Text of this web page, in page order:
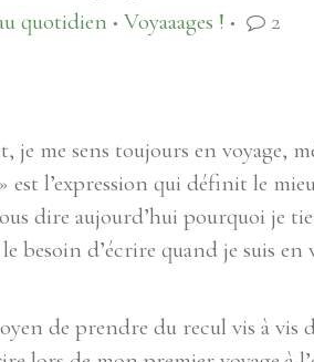
quotidien ● Voyaaages ! ● 2
je me sens toujours en voyage,
est l’expression qui définit le
dire aujourd’hui pourquoi je
besoin d’écrire quand je suis en
de prendre du recul vis à vis